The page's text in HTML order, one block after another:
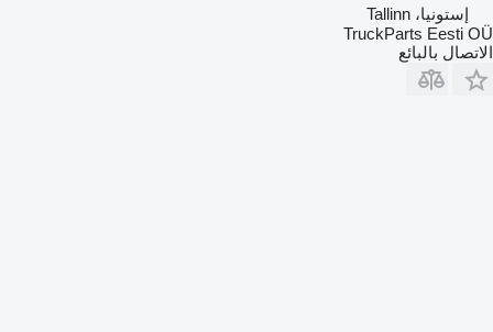
إستونيا، Tallinn
TruckParts Eesti OÜ
الاتصال بالبائع